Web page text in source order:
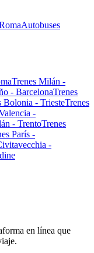
Autobuses
Trenes Milán -
- BarcelonaTrenes
Bolonia - TriesteTrenes
-
- TrentoTrenes
París -
-
en línea que